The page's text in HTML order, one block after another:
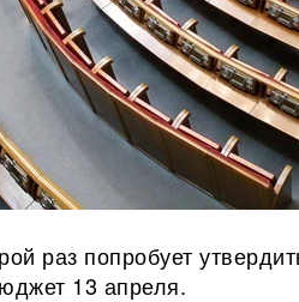
раз попробует
13 апреля.